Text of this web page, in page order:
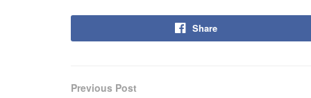
Share
Previous Post